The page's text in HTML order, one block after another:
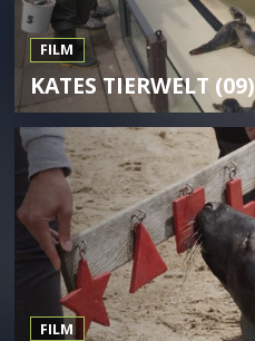
FILM
KATES TIERWELT (09)
FILM